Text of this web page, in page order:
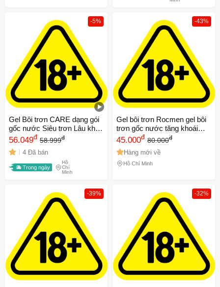
-5%
Gel Bôi trơn CARE dạng gói
gốc nước Siêu trơn Lâu khô
An toàn Hương dịu nhẹ (5 gr
x 5 gói)
56.049đ 58.999đ
4 Đã bán
Trong ngày
Hồ
Chí
Minh
-43%
Gel bôi trơn Rocmen gel bôi
trơn gốc nước tăng khoái
cảm, giảm khô rát - Chai
50ml
45.000đ 80.000đ
Hàng mới về
Hồ Chí Minh
-39% -32%